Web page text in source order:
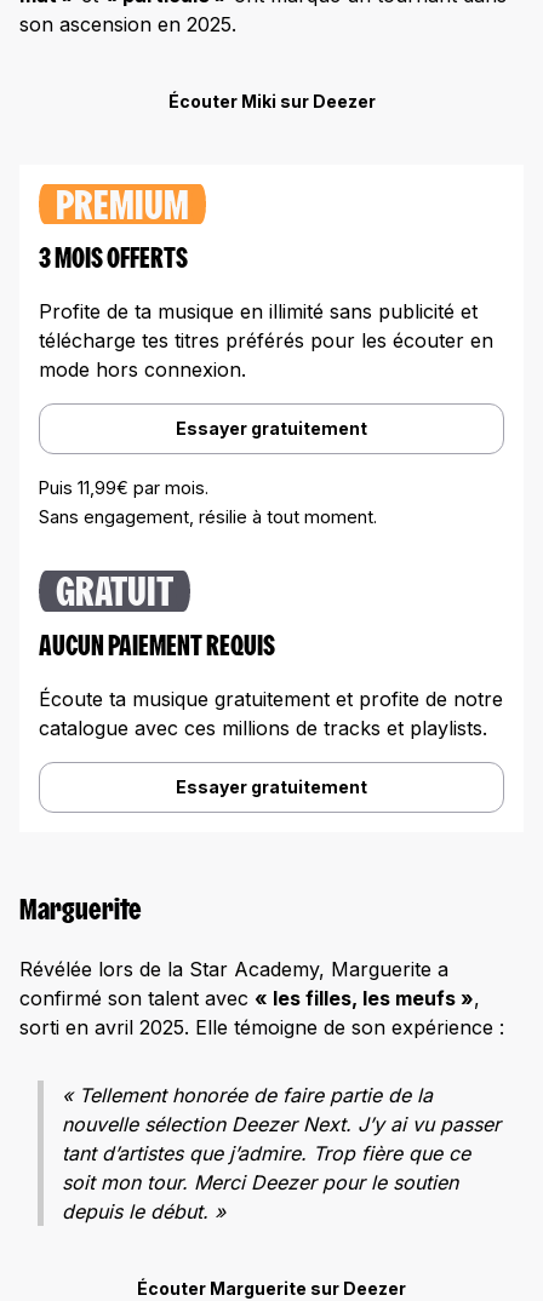
son ascension en 2025.
Écouter Miki sur Deezer
PREMIUM
3 MOIS OFFERTS
Profite de ta musique en illimité sans publicité et
télécharge tes titres préférés pour les écouter en
mode hors connexion.
Essayer gratuitement
Puis 11,99€ par mois.
Sans engagement, résilie à tout moment.
GRATUIT
AUCUN PAIEMENT REQUIS
Écoute ta musique gratuitement et profite de notre
catalogue avec ces millions de tracks et playlists.
Essayer gratuitement
Marguerite
Révélée lors de la Star Academy, Marguerite a
confirmé son talent avec « les filles, les meufs »,
sorti en avril 2025. Elle témoigne de son expérience :
« Tellement honorée de faire partie de la
nouvelle sélection Deezer Next. J’y ai vu passer
tant d’artistes que j’admire. Trop fière que ce
soit mon tour. Merci Deezer pour le soutien
depuis le début. »
Écouter Marguerite sur Deezer